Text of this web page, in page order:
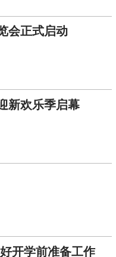
会正式启动
新欢乐季启幕
开学前准备工作